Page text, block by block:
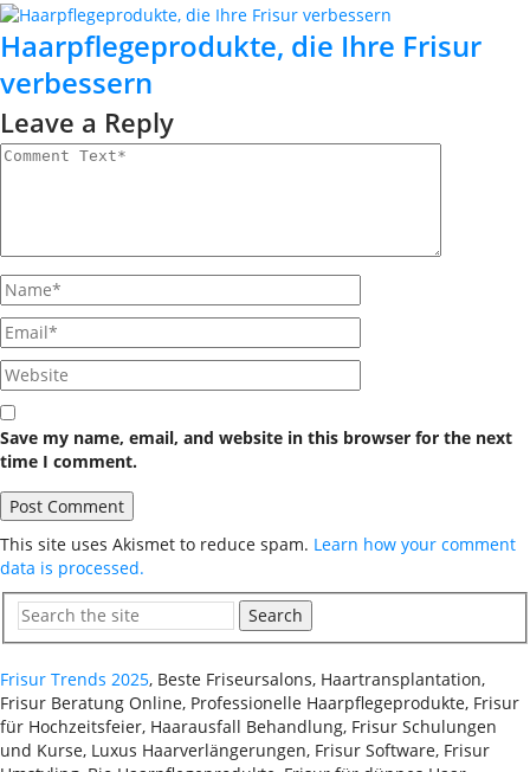
Haarpflegeprodukte, die Ihre Frisur
verbessern
Leave a Reply
Save my name, email, and website in this browser for the next
time I comment.
This site uses Akismet to reduce spam. Learn how your comment
data is processed.
Search
Frisur Trends 2025, Beste Friseursalons, Haartransplantation,
Frisur Beratung Online, Professionelle Haarpflegeprodukte, Frisur
für Hochzeitsfeier, Haarausfall Behandlung, Frisur Schulungen
und Kurse, Luxus Haarverlängerungen, Frisur Software, Frisur